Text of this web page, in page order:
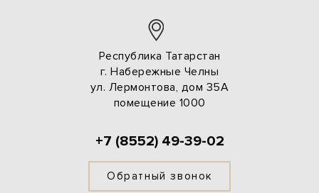
Республика Татарстан
г. Набережные Челны
ул. Лермонтова, дом 35А
помещение 1000
+7 (8552) 49-39-02
Обратный звонок